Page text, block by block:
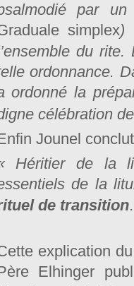
par
simplex)
du
ordonnance.
ordonné la
célébration
Jounel
Héritier de la
de la
de transition
explication
Elhinger